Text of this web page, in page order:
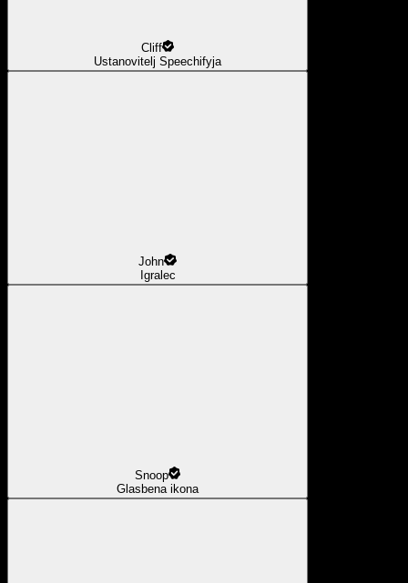
Cliff
Ustanovitelj Speechifyja
John
Igralec
Snoop
Glasbena ikona